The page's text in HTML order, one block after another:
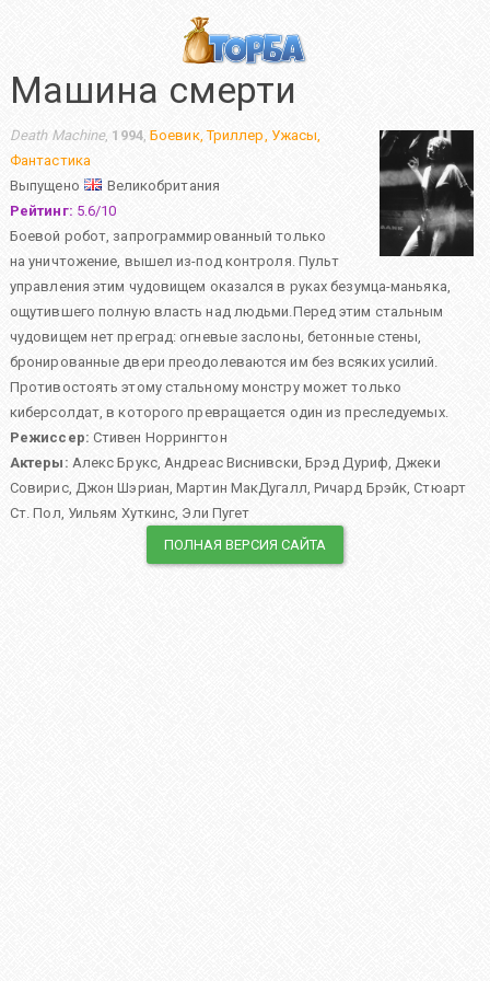
Машина смерти
Death Machine, 1994,Боевик,Триллер, Ужасы,
Фантастика
Выпущено
Великобритания
Рейтинг: 5.6/10
Боевой робот, запрограммированный только
на уничтожение, вышел из-под контроля. Пульт
управления этим чудовищем оказался в руках безумца-маньяка,
ощутившего полную власть над людьми.Перед этим стальным
чудовищем нет преград: огневые заслоны, бетонные стены,
бронированные двери преодолеваются им без всяких усилий.
Противостоять этому стальному монстру может только
киберсолдат, в которого превращается один из преследуемых.
Режиссер: Стивен Норрингтон
Актеры: Алекс Брукс,Андреас Виснивски, Брэд Дуриф,Джеки
Совирис, Джон Шэриан,Мартин МакДугалл, Ричард Брэйк,Стюарт
Ст. Пол, Уильям Хуткинс, Эли Пугет
ПОЛНАЯ ВЕРСИЯ САЙТА